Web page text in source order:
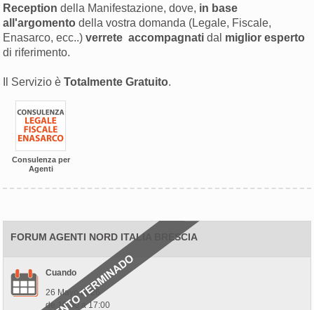
Reception della Manifestazione, dove, in base
all'argomento della vostra domanda (Legale, Fiscale,
Enasarco, ecc..)verrete accompagnatidal miglior esperto
di riferimento.
Il Servizio èTotalmente Gratuito.
Consulenza per
Agenti
FORUM AGENTI NORD ITALIA BRESCIA
Cuando
26 Mayo 2026
de 10:00 a 17:00